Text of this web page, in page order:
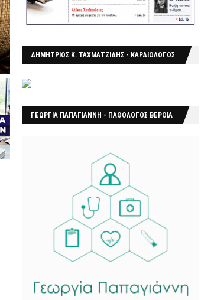
ΔΗΜΗΤΡΙΟΣ Κ. ΤΑΧΜΑΤΖΙΔΗΣ - ΚΑΡΔΙΟΛΟΓΟΣ
ΓΕΩΡΓΙΑ ΠΑΠΑΓΙΑΝΝΗ - ΠΑΘΟΛΟΓΟΣ ΒΕΡΟΙΑ